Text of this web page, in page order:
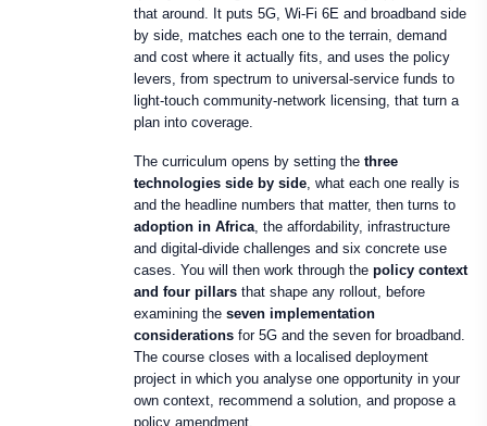
that around. It puts 5G, Wi-Fi 6E and broadband side
by side, matches each one to the terrain, demand
and cost where it actually fits, and uses the policy
levers, from spectrum to universal-service funds to
light-touch community-network licensing, that turn a
plan into coverage.
The curriculum opens by setting the three
technologies side by side , what each one really is
and the headline numbers that matter, then turns to
adoption in Africa , the affordability, infrastructure
and digital-divide challenges and six concrete use
cases. You will then work through the policy context
and four pillars that shape any rollout, before
examining the seven implementation
considerations for 5G and the seven for broadband.
The course closes with a localised deployment
project in which you analyse one opportunity in your
own context, recommend a solution, and propose a
policy amendment.